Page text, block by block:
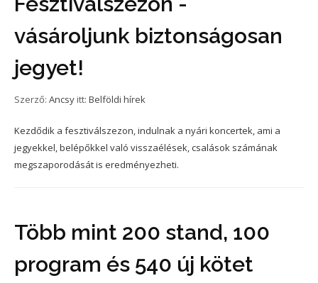
vásároljunk biztonságosan
jegyet!
Szerző: Ancsy itt: Belföldi hírek
Kezdődik a fesztiválszezon, indulnak a nyári koncertek, ami a
jegyekkel, belépőkkel való visszaélések, csalások számának
megszaporodását is eredményezheti.
Több mint 200 stand, 100
program és 540 új kötet